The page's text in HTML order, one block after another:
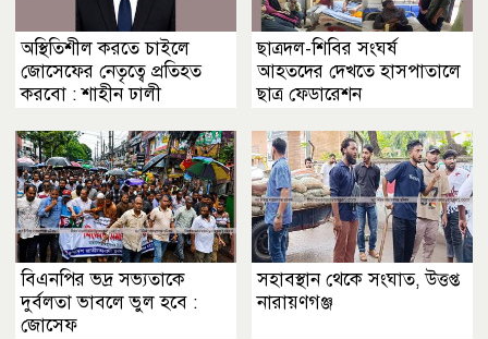
অস্থিতিশীল করতে চাইলে
জোসেফের নেতৃত্বে প্রতিহত
করবো : শাহীন ঢালী
ছাত্রদল-শিবির সংঘর্ষ
আহতদের দেখতে হাসপাতালে
ছাত্র ফেডারেশন
বিএনপির ভদ্র সভ্যতাকে
দুর্বলতা ভাবলে ভুল হবে :
জোসেফ
সহাবস্থান থেকে সংঘাত, উত্তপ্ত
নারায়ণগঞ্জ